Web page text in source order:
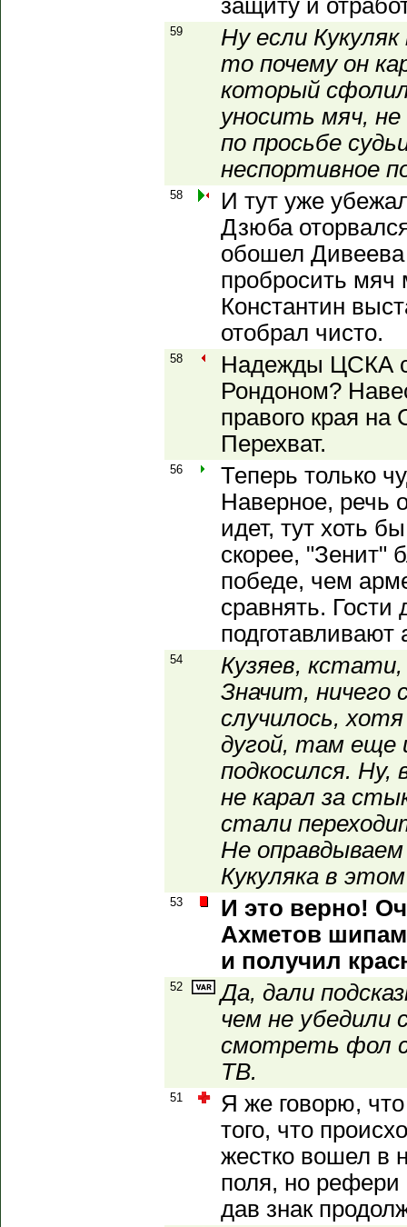
защиту и
59
Ну если
то почему он
который
уносить мяч,
по просьбе
неспортивное
58
И тут уже
Дзюба
обошел
пробросить мяч
Константин
отобрал чисто.
58
Надежды ЦСКА
Рондоном?
правого края на
Перехват.
56
Теперь только
Наверное, речь
идет, тут хоть
скорее, "Зенит"
победе, чем
сравнять. Гости
подготавливают
54
Кузяев, кстати,
Значит, ничего
случилось,
дугой, там еще
подкосился.
не карал за
стали
Не
Кукуляка в
53
И это верно!
Ахметов
и получил
52
Да, дали
чем не убедили
смотреть фол
ТВ.
51
Я же говорю,
того, что
жестко вошел в
поля, но рефери
дав знак